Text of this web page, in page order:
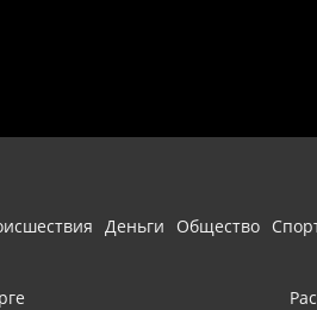
Деньги Общество